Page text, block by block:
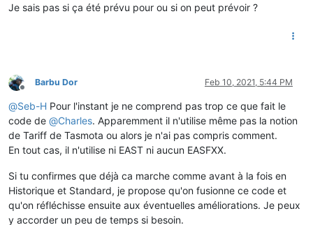
Je sais pas si ça été prévu pour ou si on peut prévoir ?
Offline
Barbu Dor Feb 10, 2021, 5:44 PM
@Seb-H Pour l'instant je ne comprend pas trop ce que fait le
code de @Charles. Apparemment il n'utilise même pas la notion
de Tariff de Tasmota ou alors je n'ai pas compris comment.
En tout cas, il n'utilise ni EAST ni aucun EASFXX.
Si tu confirmes que déjà ca marche comme avant à la fois en
Historique et Standard, je propose qu'on fusionne ce code et
qu'on réfléchisse ensuite aux éventuelles améliorations. Je peux
y accorder un peu de temps si besoin.